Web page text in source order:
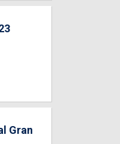
Gran